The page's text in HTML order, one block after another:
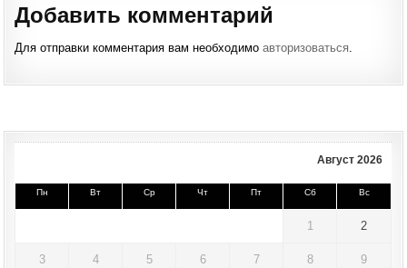
Добавить комментарий
Для отправки комментария вам необходимоавторизоваться.
Август 2026
Пн Вт Ср Чт Пт Сб Вс
1 2
3 4 5 6 7 8 9